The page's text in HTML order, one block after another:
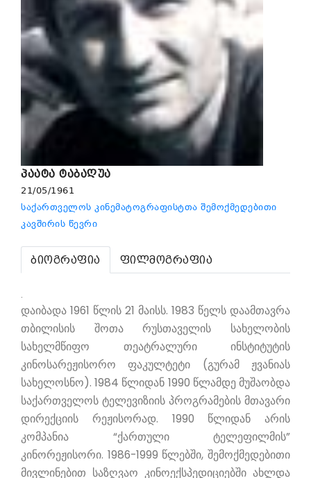
პაატა ტაბაღუა
21/05/1961
საქართველოს კინემატოგრაფისტთა შემოქმედებითი
კავშირის წევრი
ბიოგრაფია ფილმოგრაფია
.
დაიბადა 1961 წლის 21 მაისს. 1983 წელს დაამთავრა
თბილისის შოთა რუსთაველის სახელობის
სახელმწიფო თეატრალური ინსტიტუტის
კინოსარეჟისორო ფაკულტეტი (გურამ ჟვანიას
სახელოსნო). 1984 წლიდან 1990 წლამდე მუშაობდა
საქართველოს ტელევიზიის პროგრამების მთავარი
დირექციის რეჟისორად. 1990 წლიდან არის
კომპანია “ქართული ტელეფილმის”
კინორეჟისორი. 1986-1999 წლებში, შემოქმედებითი
მივლინებით საზღვაო კინოექსპედიციებში ახლდა